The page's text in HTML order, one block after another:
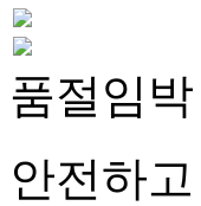
품절임
안전하